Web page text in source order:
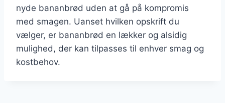
nyde bananbrød uden at gå på kompromis
med smagen. Uanset hvilken opskrift du
vælger, er bananbrød en lækker og alsidig
mulighed, der kan tilpasses til enhver smag og
kostbehov.